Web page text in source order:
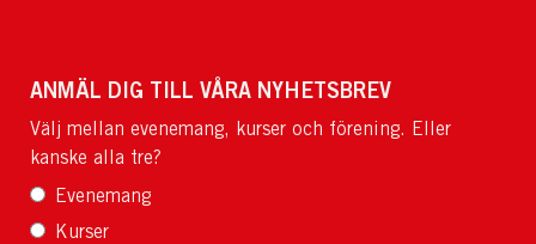
ANMÄL DIG TILL VÅRA NYHETSBREV
Välj mellan evenemang, kurser och förening. Eller
kanske alla tre?
Evenemang
Kurser